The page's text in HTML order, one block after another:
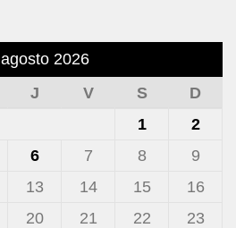
agosto 2026
J V S
D
1
2
6 7 8
9
13 14 15
16
20 21 22
23